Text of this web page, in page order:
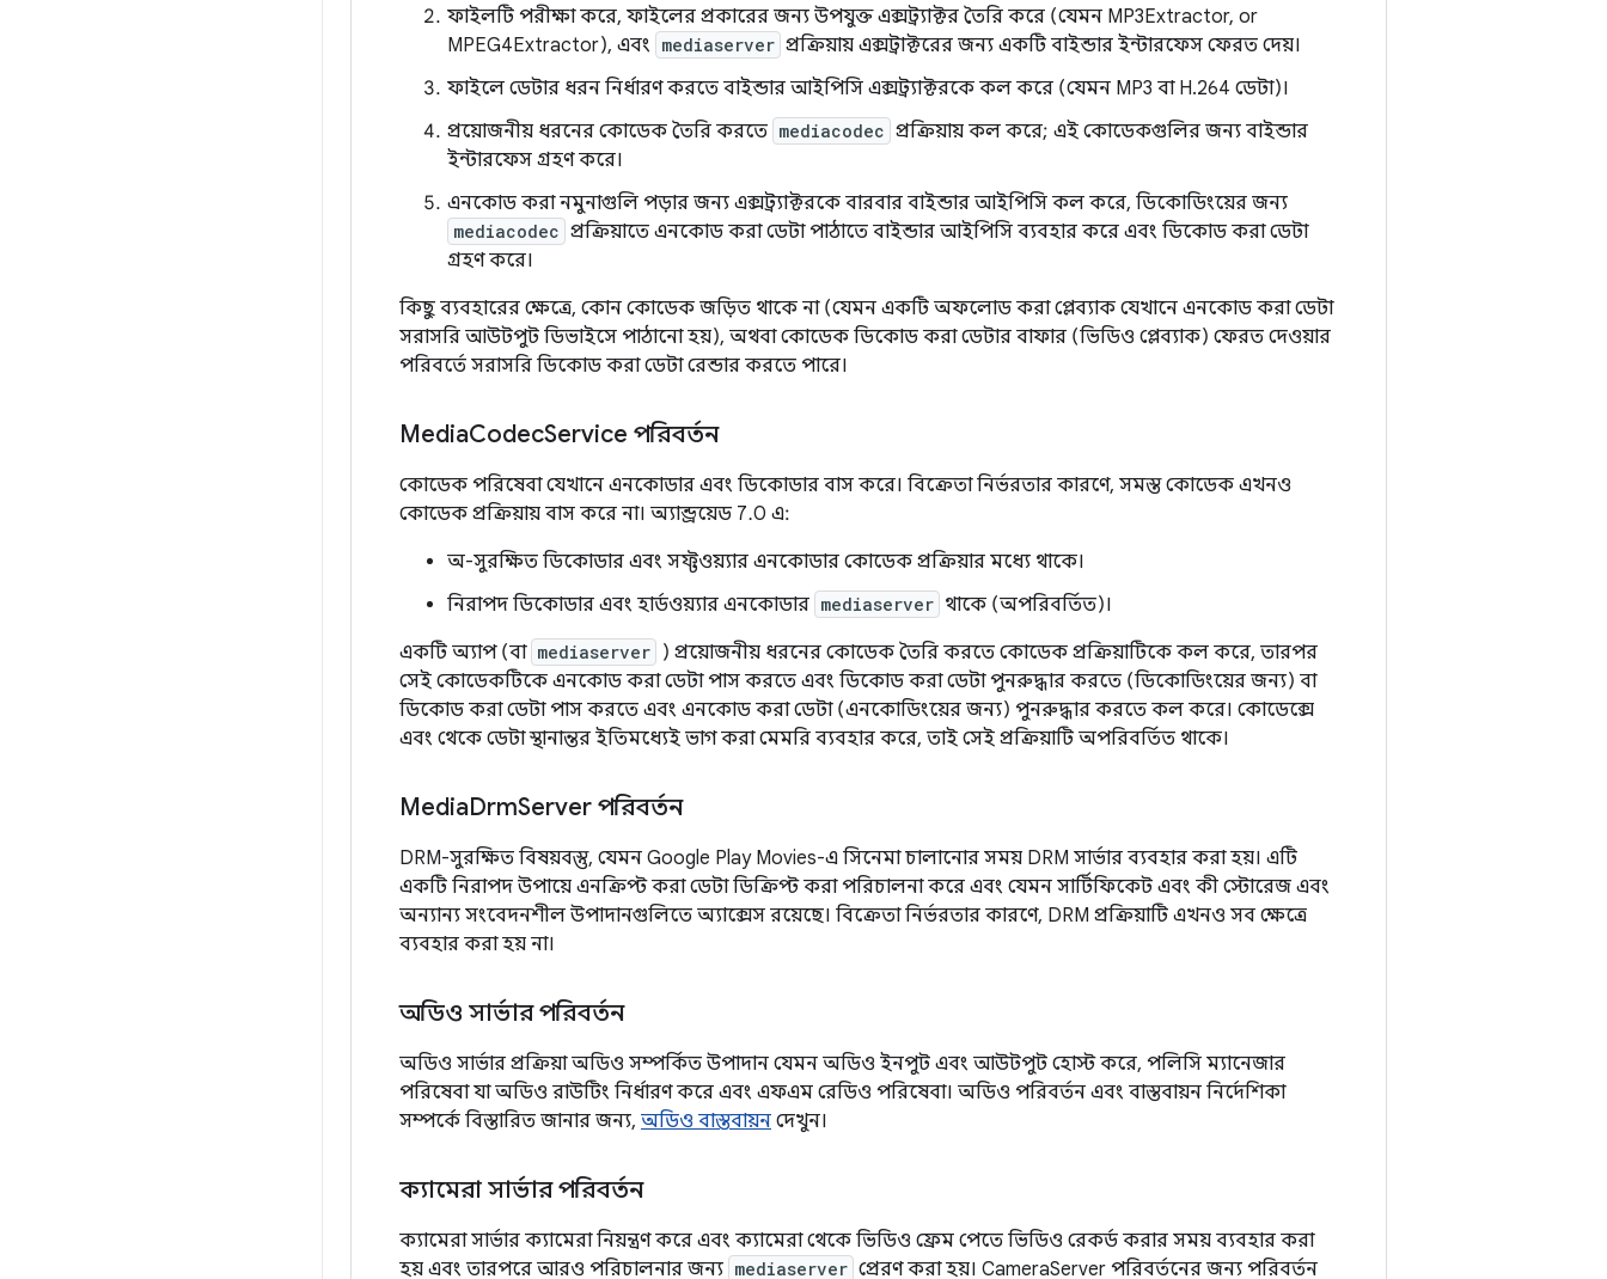
ফাইলটি পরীক্ষা করে, ফাইলের প্রকারের জন্য উপযুক্ত এক্সট্র্যাক্টর তৈরি করে (যেমন MP3Extractor, or
MPEG4Extractor), এবং mediaserver প্রক্রিয়ায় এক্সট্রাক্টরের জন্য একটি বাইন্ডার ইন্টারফেস ফেরত দেয়।
ফাইলে ডেটার ধরন নির্ধারণ করতে বাইন্ডার আইপিসি এক্সট্র্যাক্টরকে কল করে (যেমন MP3 বা H.264 ডেটা)।
প্রয়োজনীয় ধরনের কোডেক তৈরি করতে mediacodec প্রক্রিয়ায় কল করে; এই কোডেকগুলির জন্য বাইন্ডার
ইন্টারফেস গ্রহণ করে।
এনকোড করা নমুনাগুলি পড়ার জন্য এক্সট্র্যাক্টরকে বারবার বাইন্ডার আইপিসি কল করে, ডিকোডিংয়ের জন্য
mediacodec প্রক্রিয়াতে এনকোড করা ডেটা পাঠাতে বাইন্ডার আইপিসি ব্যবহার করে এবং ডিকোড করা ডেটা
গ্রহণ করে।
কিছু ব্যবহারের ক্ষেত্রে, কোন কোডেক জড়িত থাকে না (যেমন একটি অফলোড করা প্লেব্যাক যেখানে এনকোড করা ডেটা
সরাসরি আউটপুট ডিভাইসে পাঠানো হয়), অথবা কোডেক ডিকোড করা ডেটার বাফার (ভিডিও প্লেব্যাক) ফেরত দেওয়ার
পরিবর্তে সরাসরি ডিকোড করা ডেটা রেন্ডার করতে পারে।
MediaCodecService পরিবর্তন
কোডেক পরিষেবা যেখানে এনকোডার এবং ডিকোডার বাস করে। বিক্রেতা নির্ভরতার কারণে, সমস্ত কোডেক এখনও
কোডেক প্রক্রিয়ায় বাস করে না। অ্যান্ড্রয়েড 7.0 এ:
অ-সুরক্ষিত ডিকোডার এবং সফ্টওয়্যার এনকোডার কোডেক প্রক্রিয়ার মধ্যে থাকে।
নিরাপদ ডিকোডার এবং হার্ডওয়্যার এনকোডার mediaserver থাকে (অপরিবর্তিত)।
একটি অ্যাপ (বা mediaserver ) প্রয়োজনীয় ধরনের কোডেক তৈরি করতে কোডেক প্রক্রিয়াটিকে কল করে, তারপর
সেই কোডেকটিকে এনকোড করা ডেটা পাস করতে এবং ডিকোড করা ডেটা পুনরুদ্ধার করতে (ডিকোডিংয়ের জন্য) বা
ডিকোড করা ডেটা পাস করতে এবং এনকোড করা ডেটা (এনকোডিংয়ের জন্য) পুনরুদ্ধার করতে কল করে। কোডেক্সে
এবং থেকে ডেটা স্থানান্তর ইতিমধ্যেই ভাগ করা মেমরি ব্যবহার করে, তাই সেই প্রক্রিয়াটি অপরিবর্তিত থাকে।
MediaDrmServer পরিবর্তন
DRM-সুরক্ষিত বিষয়বস্তু, যেমন Google Play Movies-এ সিনেমা চালানোর সময় DRM সার্ভার ব্যবহার করা হয়। এটি
একটি নিরাপদ উপায়ে এনক্রিপ্ট করা ডেটা ডিক্রিপ্ট করা পরিচালনা করে এবং যেমন সার্টিফিকেট এবং কী স্টোরেজ এবং
অন্যান্য সংবেদনশীল উপাদানগুলিতে অ্যাক্সেস রয়েছে। বিক্রেতা নির্ভরতার কারণে, DRM প্রক্রিয়াটি এখনও সব ক্ষেত্রে
ব্যবহার করা হয় না।
অডিও সার্ভার পরিবর্তন
অডিও সার্ভার প্রক্রিয়া অডিও সম্পর্কিত উপাদান যেমন অডিও ইনপুট এবং আউটপুট হোস্ট করে, পলিসি ম্যানেজার
পরিষেবা যা অডিও রাউটিং নির্ধারণ করে এবং এফএম রেডিও পরিষেবা। অডিও পরিবর্তন এবং বাস্তবায়ন নির্দেশিকা
সম্পর্কে বিস্তারিত জানার জন্য, অডিও বাস্তবায়ন দেখুন।
ক্যামেরা সার্ভার পরিবর্তন
ক্যামেরা সার্ভার ক্যামেরা নিয়ন্ত্রণ করে এবং ক্যামেরা থেকে ভিডিও ফ্রেম পেতে ভিডিও রেকর্ড করার সময় ব্যবহার করা
হয় এবং তারপরে আরও পরিচালনার জন্য mediaserver প্রেরণ করা হয়। CameraServer পরিবর্তনের জন্য পরিবর্তন